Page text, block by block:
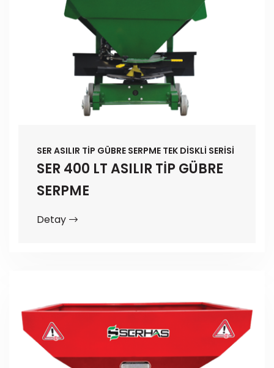
SER ASILIR TİP GÜBRE SERPME TEK DİSKLİ SERİSİ
SER 400 LT ASILIR TİP GÜBRE
SERPME
Detay